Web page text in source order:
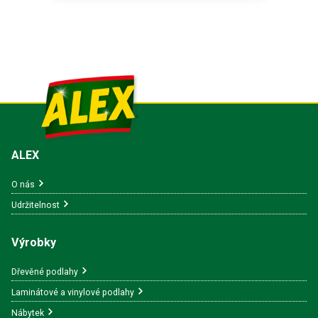
ALEX
O nás
Udržitelnost
Výrobky
Dřevěné podlahy
Laminátové a vinylové podlahy
Nábytek